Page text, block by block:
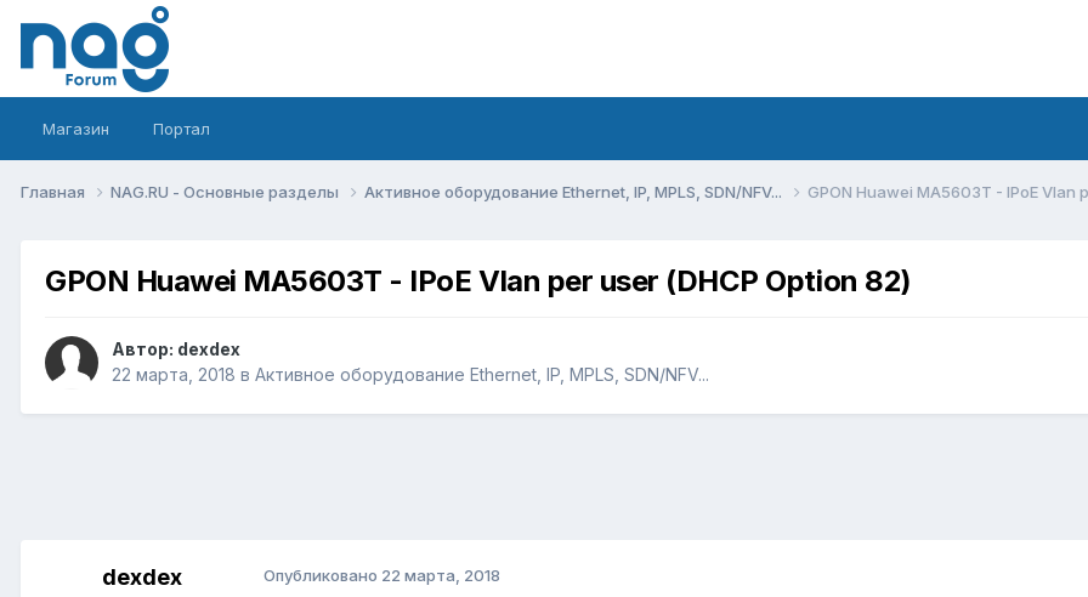
Магазин Портал
Главная NAG.RU - Основные разделы Активное оборудование Ethernet, IP, MPLS, SDN/NFV... GPON Huawei MA5603T - IPoE Vlan
GPON Huawei MA5603T - IPoE Vlan per user (DHCP Option 82)
Автор: dexdex
22 марта, 2018 в Активное оборудование Ethernet, IP, MPLS, SDN/NFV...
dexdex Опубликовано 22 марта, 2018